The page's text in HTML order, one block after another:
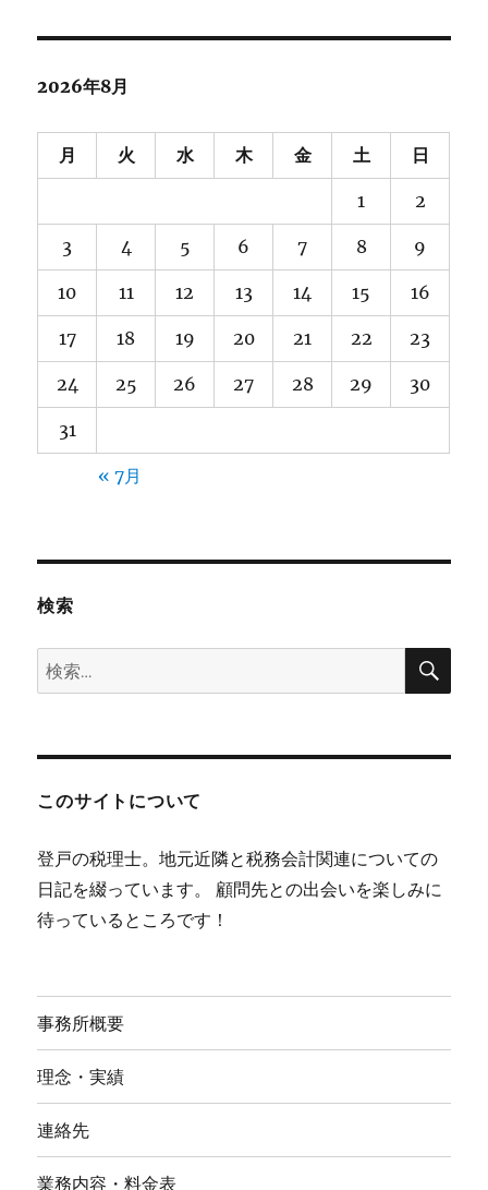
2026年8月
月 火 水 木 金 土 日
1 2
3 4 5 6 7 8 9
10 11 12 13 14 15 16
17 18 19 20 21 22 23
24 25 26 27 28 29 30
31
« 7月
検索
検
索:
検
このサイトについて
登戸の税理士。地元近隣と税務会計関連についての
日記を綴っています。 顧問先との出会いを楽しみに
待っているところです！
事務所概要
理念・実績
連絡先
業務内容・料金表